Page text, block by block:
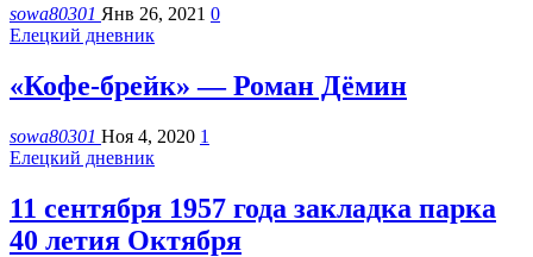
sowa80301 Янв 26, 2021 0
Елецкий дневник
«Кофе-брейк» — Роман Дёмин
sowa80301 Ноя 4, 2020 1
Елецкий дневник
11 сентября 1957 года закладка парка
40 летия Октября